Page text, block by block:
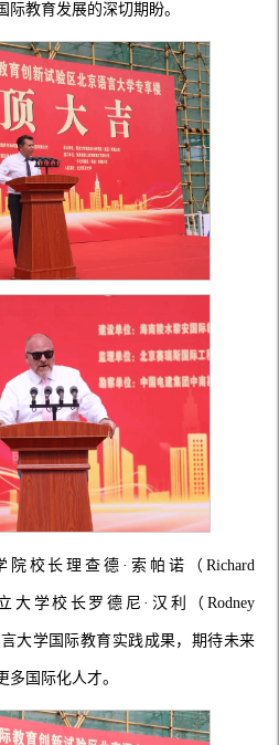
教育发展的深切期盼。
校长理查德·索帕诺（Richard
大学校长罗德尼·汉利（Rodney
大学国际教育实践成果，期待未来
国际化人才。